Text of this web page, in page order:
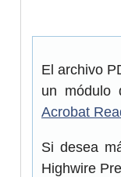
El archivo
un módulo
Acrobat
Si desea
Highwire